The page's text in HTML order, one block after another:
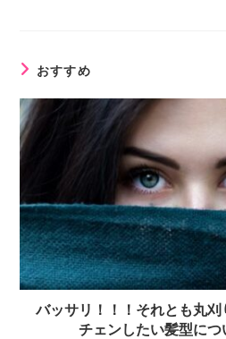
おすすめ
バッサリ！！！それとも丸
チェンしたい髪型に